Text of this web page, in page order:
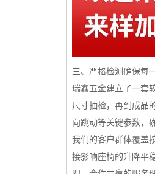
三、严格检测确保每
瑞鑫五金建立了一套
尺寸抽检，再到成品
向跳动等关键参数，
我们的客户群体覆盖
接影响座椅的升降平